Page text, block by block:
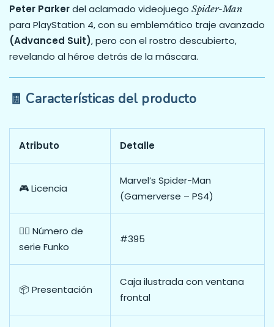
Peter Parkerdel aclamado videojuego Spider-Man
para PlayStation 4, con su emblemático traje avanzado
(Advanced Suit), pero con el rostro descubierto,
revelando al héroe detrás de la máscara.
🧾 Características del producto
Atributo Detalle
🎮 Licencia
Marvel’s Spider-Man
(Gamerverse – PS4)
🧍‍♂️ Número de
serie Funko
#395
📦 Presentación
Caja ilustrada con ventana
frontal